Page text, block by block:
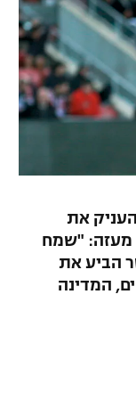
את
מעזה: "שמח
הביע את
המדינה